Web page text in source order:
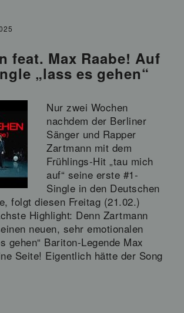
feat. Max Raabe! Auf
„lass es gehen“
Nur zwei Wochen
nachdem der Berliner
Sänger und Rapper
Zartmann mit dem
Frühlings-Hit „tau mich
auf“ seine erste #1-
Single in den Deutschen
folgt diesen Freitag (21.02.)
Highlight: Denn Zartmann
neuen, sehr emotionalen
gehen“ Bariton-Legende Max
Seite! Eigentlich hätte der Song